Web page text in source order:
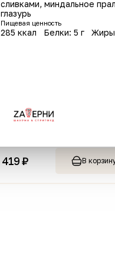
419 ₽ В
сливками, миндальное
глазурь
Пищевая ценность
285 ккал Белки: 5 г